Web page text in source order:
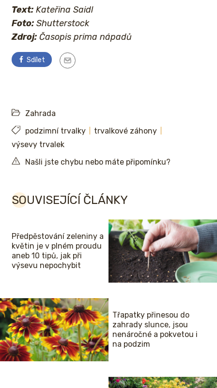
Text: Kateřina Saidl
Foto: Shutterstock
Zdroj: Časopis prima nápadů
Sdílet
Zahrada
podzimní trvalky
trvalkové záhony
výsevy trvalek
Našli jste chybu nebo máte připomínku?
SOUVISEJÍCÍ ČLÁNKY
Předpěstování zeleniny a
květin je v plném proudu
aneb 10 tipů, jak při
výsevu nepochybit
Třapatky přinesou do
zahrady slunce, jsou
nenáročné a pokvetou i
na podzim